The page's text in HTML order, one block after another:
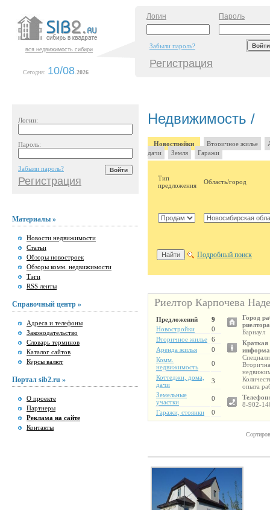
вся недвижимость сибири
Сегодня: 10/08 2026
Логин Пароль
Забыли пароль?
Регистрация
Логин:
Пароль:
Забыли пароль?
Регистрация
Материалы »
Новости недвижимости
Статьи
Обзоры новостроек
Обзоры комм. недвижимости
Тэги
RSS ленты
Справочный центр »
Адреса и телефоны
Законодательство
Словарь терминов
Каталог сайтов
Курсы валют
Портал sib2.ru »
О проекте
Партнеры
Реклама на сайте
Контакты
Недвижимость /
Новостройки Вторичное жилье
дачи
Земля Гаражи
Тип
предложения
Область/город
Подробный поиск
Риелтор Карпочева
Предложений
9
Новостройки
0
Вторичное жилье 6
Аренда жилья
0
Комм.
недвижимость
0
Коттеджи, дома,
дачи
3
Земельные
участки
0
Гаражи, стоянки
0
Город
Барнаул
Краткая
опыта
Телефон:
8-902-